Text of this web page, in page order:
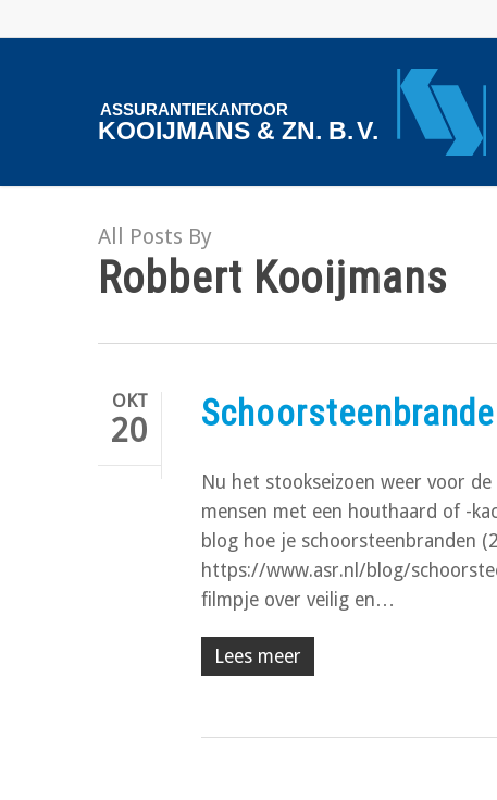
to
All Posts By
Robbert Kooijmans
OKT
20
Nu het stookseizoen weer voor
mensen met een houthaard of -
blog hoe je schoorsteenbranden
https://www.asr.nl/blog/
filmpje over veilig en…
Lees meer